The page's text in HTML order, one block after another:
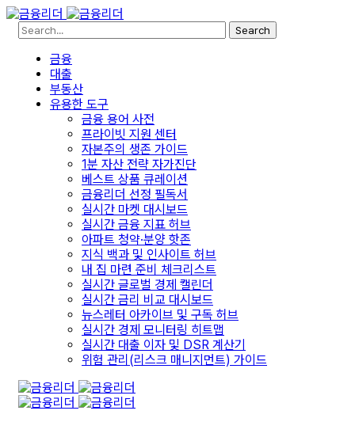
Search
금융
대출
부동산
유용한 도구
금융 용어 사전
프라이빗 지원 센터
자본주의 생존 가이드
1분 자산 전략 자가진단
베스트 상품 큐레이션
금융리더 선정 필독서
실시간 마켓 대시보드
실시간 금융 지표 허브
아파트 청약·분양 핫존
지식 백과 및 인사이트 허브
내 집 마련 준비 체크리스트
실시간 글로벌 경제 캘린더
실시간 금리 비교 대시보드
뉴스레터 아카이브 및 구독 허브
실시간 경제 모니터링 히트맵
실시간 대출 이자 및 DSR 계산기
위험 관리(리스크 매니지먼트) 가이드